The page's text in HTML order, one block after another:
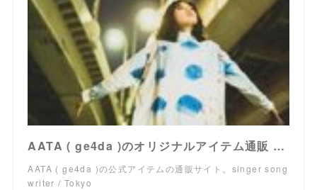
AATA ( ge4da )のオリジナルアイテム通販 ∞ SUZURI（スズリ）
AATA ( ge4da )の公式アイテムの通販サイト。singer song
writer / Tokyo